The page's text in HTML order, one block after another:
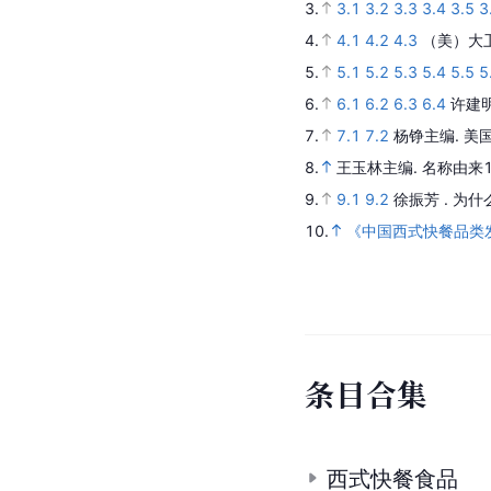
3. 3.1 3.2 3.3 3.4 3.5
4.
4.1 4.2 4.3
（美）
5.
5.1 5.2 5.3 5.4 5.5
6.
6.1 6.2 6.3 6.4 许建
7.
7.1 7.2 杨铮主编. 美
8.
王玉林主编. 名称由来
9.
9.1 9.2 徐振芳 . 为什
10.
《中国西式快餐品
条目合集
西式快餐食品